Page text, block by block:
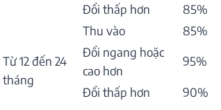
Đổi thấp hơn 85%
Từ 12 đến 24
tháng
Thu vào
85%
Đổi ngang hoặc
cao hơn
95%
Đổi thấp hơn 90%